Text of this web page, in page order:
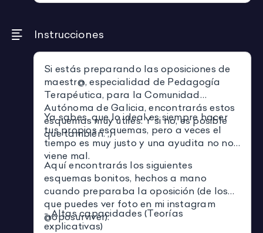
Instrucciones
Si estás preparando las oposiciones de
maestr@, especialidad de Pedagogía
Terapéutica, para la Comunidad
Autónoma de Galicia, encontrarás estos
esquemas muy útiles. Y si no, es posible
que también. ;)
Ya sabes, que lo ideal es siempre hacer
tus propios esquemas, pero a veces el
tiempo es muy justo y una ayudita no nos
viene mal.
Aquí encontrarás los siguientes
esquemas bonitos, hechos a mano
cuando preparaba la oposición (de los
que puedes ver foto en mi instagram
@oposurviver):
- Altas capacidades (Teorías
explicativas)